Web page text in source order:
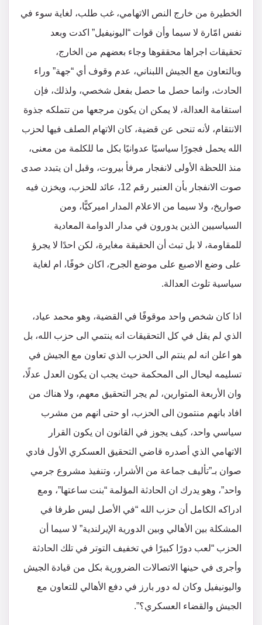
الخطيرة من خارج النص الاتهامي، غب طلب، لغاية سوء في
نفس امّارة لا سيما وأن قوات “اليونيفيل” اكدت وبعد
تحقيقات اجراها محققوها وجاء بعضهم من الخارج،
وبالتعاون مع الجيش اللبناني، عدم وقوف أي “جهة” وراء
الحادث، وانما حصل ما حصل بفعل شخصي، ولذلك، فإن
استقامة العدالة، لا يمكن ان يكون مرجعها من تتملكه جذوة
الانتقام، لأنه تنحى عن قضية، كان الاتهام الصلف فيها لحزب
الله يحمل فجورًا سياسيًا عدوانيًا بكل ما للكلمة من معنى،
منذ اللحظة الأولى لانفجار مرفأ بيروت، وقبل ان يتبدد صدى
صوت الانفجار بأن العنبر رقم 12، عائد للحزب، ويخزن فيه
صواريخ، ولا سيما من الاعلام المدار اميركيًّا، ومن
السياسيين الذين يدورون في مدار الدوامة المعادية
للمقاومة، لا بل تبث أن الحقيقة مغايرة، لكن احدًا لا يجرؤ
على وضع الاصبع على موضع الجرح، اكان خوفًا، ام لغاية
سياسية تلوث العدالة.
اذا كان شخص واحد موقوفًا في القضية، وهو محمد عياد،
الذي لم يقل في كل التحقيقات انه ينتمي الى حزب الله، بل
هو اعلن انه لم ينتم الى الحزب الذي تعاون مع الجيش في
تسليمه ليحال الى المحكمة حيث يجب ان يكون العدل عدلًا،
وان الأربعة المتوارين، لم يجر التحقيق معهم، ولا هناك من
افاد بانهم منتمون الى الحزب، او حتى انهم من مشرب
سياسي واحد، كيف يجوز في القانون ان يكون القرار
الاتهامي الذي أصدره قاضي التحقيق العسكري الأول فادي
صوان بـ”تأليف جماعة من الأشرار، وتنفيذ مشروع جرمي
واحد”، وهو يدرك ان الحادثة المؤلمة “بنت ساعتها”، ومع
ادراكه الكامل أن حزب الله “في الأصل ليس طرفا في
المشكلة بين الأهالي وبين الدورية الإيرلندية” لا سيما أن
الحزب “لعب دورًا كبيرًا في تخفيف التوتر في تلك الحادثة
وأجرى في حينها الاتصالات الضرورية بكل من قيادة الجيش
واليونيفيل وكان له دور بارز في دفع الأهالي للتعاون مع
الجيش والقضاء العسكري؟”.